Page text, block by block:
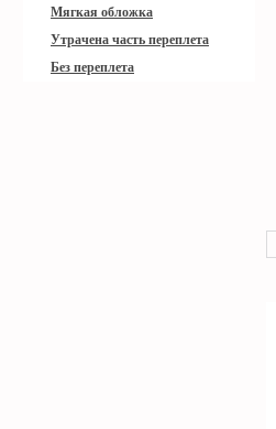
Мягкая обложка
Утрачена часть переплета
Без переплета